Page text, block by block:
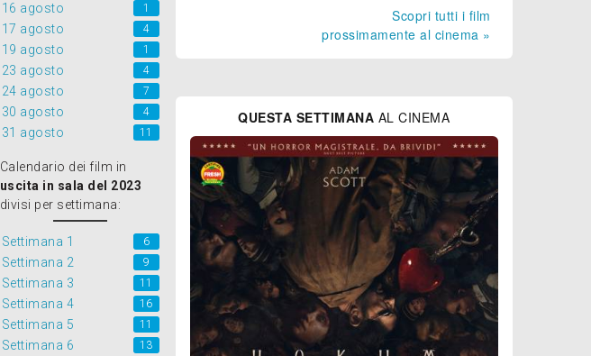
16 agosto 1
17 agosto 4
19 agosto 1
23 agosto 4
24 agosto 7
30 agosto 4
31 agosto 11
Calendario dei film in
uscita in sala del 2023
divisi per settimana:
Settimana 1 6
Settimana 2 9
Settimana 3 11
Settimana 4 16
Settimana 5 11
Settimana 6 13
Scopri tutti i film
prossimamente al cinema »
QUESTA SETTIMANA AL CINEMA